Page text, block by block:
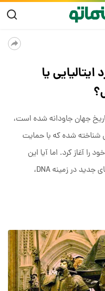
یا
جهان جاودانه شده است،
شناخته شده که با حمایت
را آغاز کرد. اما آیا این
روایت کاملاً درست است؟ پژوهش‌های جدید در زمینه DNA،